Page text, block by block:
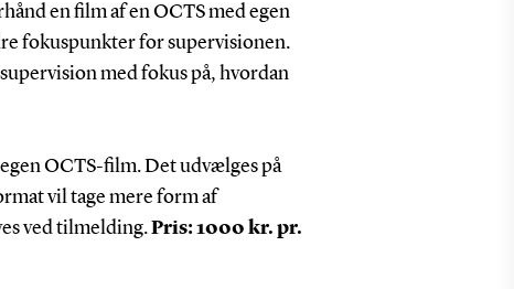
en film af en OCTS med egen
fokuspunkter for supervisionen.
med fokus på, hvordan
OCTS-film. Det udvælges på
vil tage mere form af
ved tilmelding.Pris: 1000 kr. pr.